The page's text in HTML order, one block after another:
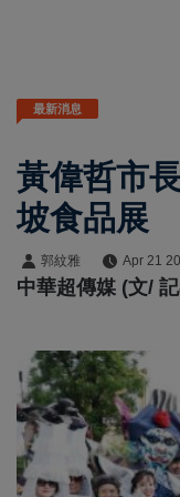
最新消息
黃偉哲市
坡食品展
農產吸引
郭紋雅 Apr 21
中華超傳媒 (文/